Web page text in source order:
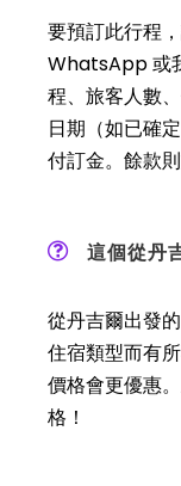
要預訂此行程
WhatsApp 或
程、旅客人數
日期（如已確
付訂金。餘款
這個從丹
從丹吉爾出發
住宿類型而有
價格會更優惠
格！